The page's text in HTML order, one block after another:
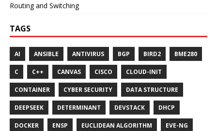
Routing and Switching
TAGS
AI ANSIBLE ANTIVIRUS BGP BIRD2 BME280
C C++ CANVAS CISCO CLOUD-INIT
CONTAINER CYBER SECURITY DATA STRUCTURE
DEEPSEEK DETERMINANT DEVSTACK DHCP
DOCKER ENSP EUCLIDEAN ALGORITHM EVE-NG